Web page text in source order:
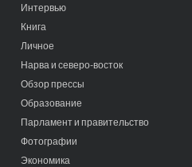
Интервью
Книга
Личное
Нарва и северо-восток
Обзор прессы
Образование
Парламент и правительство
Фотографии
Экономика